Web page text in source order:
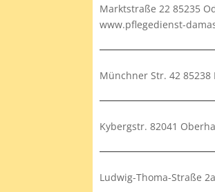
Marktstraße 22 85235
www.pflegedienst-
Münchner Str. 42
Kybergstr. 82041
Ludwig-Thoma-Straße